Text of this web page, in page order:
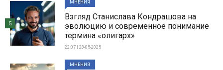
МНЕНИЯ
Взгляд Станислава Кондрашова на
эволюцию и современное понимание
термина «олигарх»
22:07 | 28-05-2025
5
МНЕНИЯ